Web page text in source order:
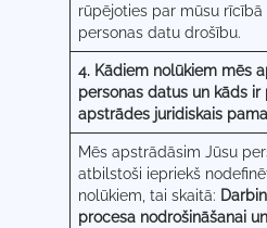
rūpējoties par mūsu rīcībā
personas datu drošību.
4. Kādiem nolūkiem mēs
personas datus un kāds ir
apstrādes juridiskais
Mēs apstrādāsim Jūsu
atbilstoši iepriekš
nolūkiem, tai skaitā:
procesa nodrošināšanai